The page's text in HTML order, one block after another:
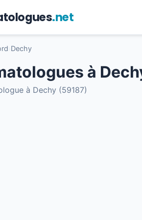
.net
Dechy
à
à Dechy (59187)